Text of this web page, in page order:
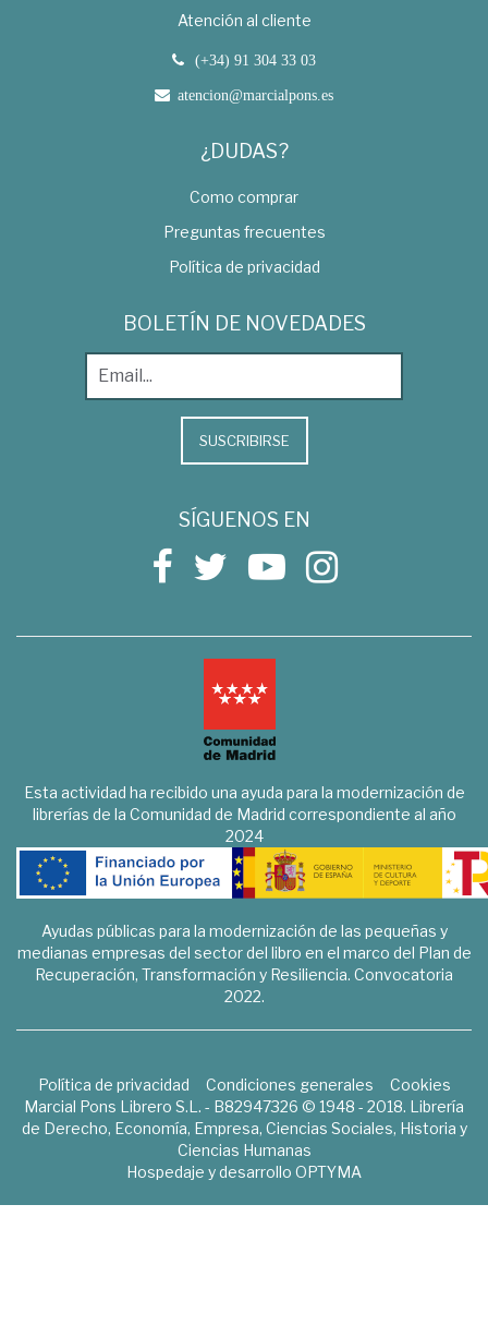
Atención al cliente
(+34) 91 304 33 03
atencion@marcialpons.es
¿DUDAS?
Como comprar
Preguntas frecuentes
Política de privacidad
BOLETÍN DE NOVEDADES
SUSCRIBIRSE
SÍGUENOS EN
Esta actividad ha recibido una ayuda para la modernización de
librerías de la Comunidad de Madrid correspondiente al año
2024
Ayudas públicas para la modernización de las pequeñas y
medianas empresas del sector del libro en el marco del Plan de
Recuperación, Transformación y Resiliencia. Convocatoria
2022.
Política de privacidad Condiciones generales
Cookies
Marcial Pons Librero S.L. - B82947326 © 1948 - 2018. Librería
de Derecho, Economía, Empresa, Ciencias Sociales, Historia y
Ciencias Humanas
Hospedaje y desarrollo OPTYMA